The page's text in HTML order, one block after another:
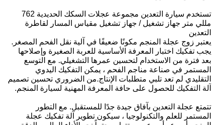
تستخدم سيارة التعدين مجموعة عجلات السكك الحديدية 762
مللي متر جهاز تشغيل / جهاز تشغيل مقياس المسار لقاطرة
التعدين
يعتبر زوج عجلة المنجم مكونًا ضعيفًا في آلية نقل الفحم المصغر.
يجب تفكيك اختبار المعرفة الأساسية للعربة الصغيرة وإصلاحها
بعد فترة من الاستخدام لتحسين عمرها التشغيلي. مع التوسع
المستمر في صناعة مناجم الفحم ، يمكن التفكيك اليدوي
التقليدي لم تعد تلبي متطلبات الإنتاج.من الضروري تحسين تصميم
آلة التفكيك للحصول على حافة المعرفة المهنية لسيارة المنجم.
تتمتع عجلة التعدين بآفاق جيدة جدًا للمستقبل. مع التطور
المستمر للعلم والتكنولوجيا ، سيكون تطوير آلة تفكيك عجلة